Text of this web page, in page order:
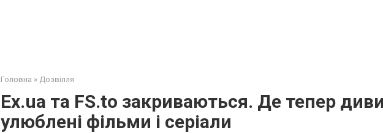
Головна » Дозвілля
Ex.ua та FS.to закриваються. Де тепер
улюблені фільми і серіали